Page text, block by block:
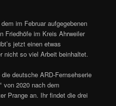
im Februar aufgegebenen
Friedhöfe im Kreis Ahrweiler
jetzt einen etwas
nicht so viel Arbeit beinhaltet.
deutsche ARD-Fernsehserie
von 2020 nach dem
Prange an. Ihr findet die drei